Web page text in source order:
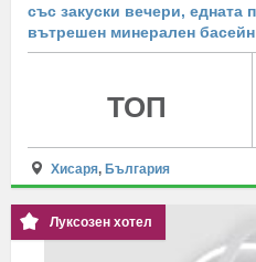
със закуски вечери, едната
вътрешен минерален басейн
ТОП
Хисаря, България
Луксозен хотел